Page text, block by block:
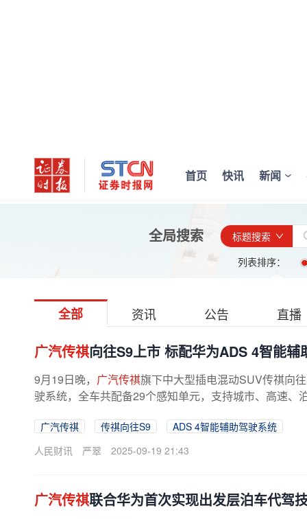
首页 快讯 新闻
全局搜索
标题搜索
列表排序：
全部 资讯 公告 直播
广汽传祺向往S9上市 标配华为ADS 4智能辅
9月19日晚， 广汽传祺旗下中大型插电混动SUV传祺向
驶系统，全车共配备29个感知单元，支持城市、高速
广汽传祺 传祺向往S9
ADS 4智能辅助驾驶系统
人民财讯
严翠 2025-09-19 21:43
广汽传祺联合华为首次实现出发层泊车代驾